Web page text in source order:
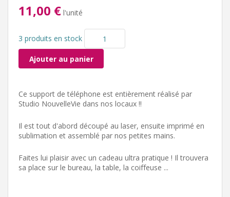
11,00 € l'unité
3 produits en stock
Ajouter au panier
Ce support de téléphone est entièrement réalisé par
Studio NouvelleVie dans nos locaux !!
Il est tout d'abord découpé au laser, ensuite imprimé en
sublimation et assemblé par nos petites mains.
Faites lui plaisir avec un cadeau ultra pratique ! Il trouvera
sa place sur le bureau, la table, la coiffeuse ...